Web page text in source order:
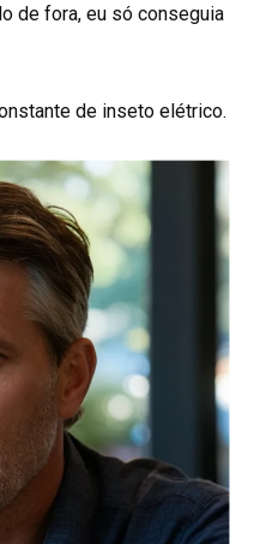
de fora, eu só conseguia
de inseto elétrico.